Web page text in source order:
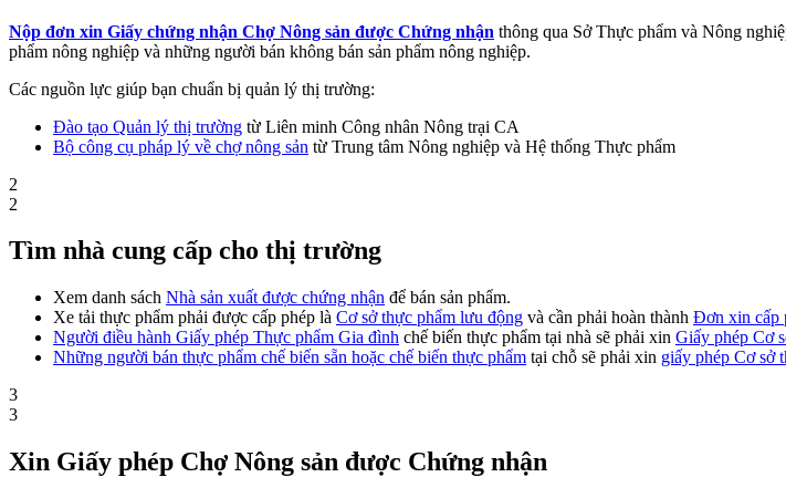
Nộp đơn xin Giấy chứng nhận Chợ Nông sản được Chứng nhận thông qua Sở Thực phẩm và Nông
phẩm nông nghiệp và những người bán không bán sản phẩm nông nghiệp.
Các nguồn lực giúp bạn chuẩn bị quản lý thị trường:
Đào tạo Quản lý thị trường từ Liên minh Công nhân Nông trại CA
Bộ công cụ pháp lý về chợ nông sản từ Trung tâm Nông nghiệp và Hệ thống Thực phẩm
2
2
Tìm nhà cung cấp cho thị trường
Xem danh sách Nhà sản xuất được chứng nhận để bán sản phẩm.
Xe tải thực phẩm phải được cấp phép là Cơ sở thực phẩm lưu động và cần phải hoàn thành Đơn xin cấp
Người điều hành Giấy phép Thực phẩm Gia đình chế biến thực phẩm tại nhà sẽ phải xin Giấy phép Cơ
Những người bán thực phẩm chế biến sẵn hoặc chế biến thực phẩm tại chỗ sẽ phải xin giấy phép Cơ sở
3
3
Xin Giấy phép Chợ Nông sản được Chứng nhận